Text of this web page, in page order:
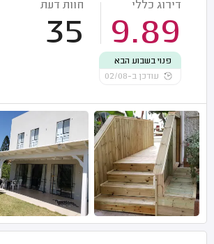
דירוג כללי
9.89
חוות דעת
35
פנוי בשבוע הבא
עודכן ב-02/08